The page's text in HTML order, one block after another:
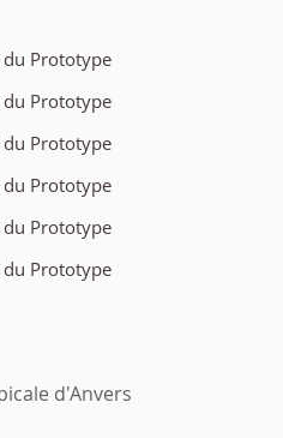
Prototype
Prototype
Prototype
Prototype
Prototype
Prototype
d'Anvers